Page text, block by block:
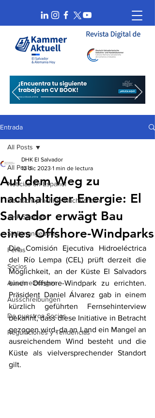
Entrada
All Posts
Noticias en Español
Deutschsprachige Nachrichten
AHK Spotlight
Stellenangebote
Ferias
Socios
Auschreibungen
Ausschreibungen
De nuestros Socios
Regulaciones y Tendencias
All Posts
Auf dem Weg zu
nachhaltiger Energie: El
Salvador erwägt Bau
eines Offshore-Windparks
DHK El Salvador
12 dic 2023 1 min de lectura
Die Comisión Ejecutiva Hidroeléctrica
del Río Lempa (CEL) prüft derzeit die
Möglichkeit, an der Küste El Salvadors
einen Offshore-Windpark zu errichten.
Präsident Daniel Álvarez gab in einem
kürzlich geführten Fernsehinterview
bekannt, dass diese Initiative in Betracht
gezogen wird, da an Land ein Mangel an
ausreichendem Wind besteht und die
Küste als vielversprechender Standort
gilt.